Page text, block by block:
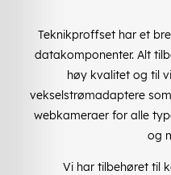
Teknikproffset har et
datakomponenter. Alt
høy kvalitet og til
vekselstrømadaptere
webkameraer for alle
og
Vi har tilbehøret til